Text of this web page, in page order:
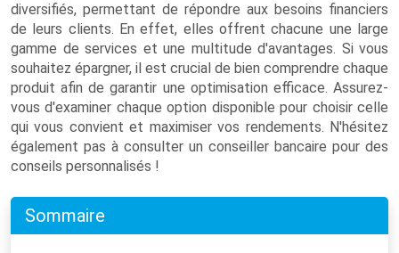
diversifiés, permettant de répondre aux besoins financiers
de leurs clients. En effet, elles offrent chacune une large
gamme de services et une multitude d'avantages. Si vous
souhaitez épargner, il est crucial de bien comprendre chaque
produit afin de garantir une optimisation efficace. Assurez-
vous d'examiner chaque option disponible pour choisir celle
qui vous convient et maximiser vos rendements. N'hésitez
également pas à consulter un conseiller bancaire pour des
conseils personnalisés !
Sommaire